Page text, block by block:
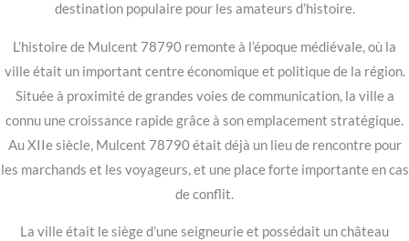
destination populaire pour les amateurs d’histoire.
L’histoire de Mulcent 78790 remonte à l’époque médiévale, où la
ville était un important centre économique et politique de la région.
Située à proximité de grandes voies de communication, la ville a
connu une croissance rapide grâce à son emplacement stratégique.
Au XIIe siècle, Mulcent 78790 était déjà un lieu de rencontre pour
les marchands et les voyageurs, et une place forte importante en cas
de conflit.
La ville était le siège d’une seigneurie et possédait un château